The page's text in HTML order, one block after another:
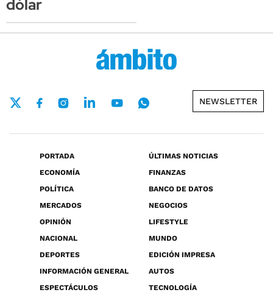
dólar
NEWSLETTER
PORTADA
ÚLTIMAS NOTICIAS
ECONOMÍA
FINANZAS
POLÍTICA
BANCO DE DATOS
MERCADOS
NEGOCIOS
OPINIÓN
LIFESTYLE
NACIONAL
MUNDO
DEPORTES
EDICIÓN IMPRESA
INFORMACIÓN GENERAL
AUTOS
ESPECTÁCULOS
TECNOLOGÍA